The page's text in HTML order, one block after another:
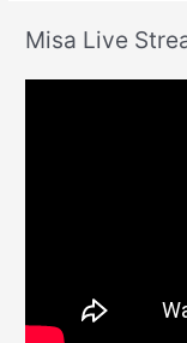
Misa Live